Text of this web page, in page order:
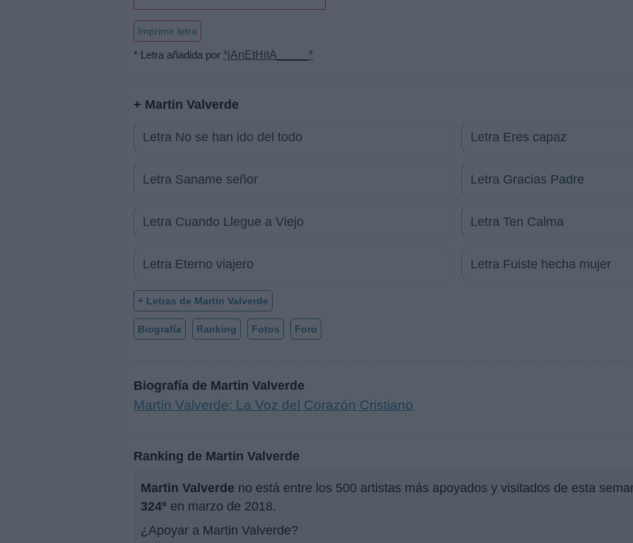
Imprimir letra
* Letra añadida por *jAnEtHitA_____*
+ Martin Valverde
Letra No se han ido del todo Letra Eres capaz
Letra Saname señor Letra Gracias Padre
Letra Cuando Llegue a Viejo Letra Ten Calma
Letra Eterno viajero Letra Fuiste hecha mujer
+ Letras de Martin Valverde
Biografía Ranking Fotos Foro
Biografía de Martin Valverde
Martín Valverde: La Voz del Corazón Cristiano
Ranking de Martin Valverde
Martin Valverde no está entre los 500 artistas más apoyados y visitados de esta
324º en marzo de 2018.
¿Apoyar a Martin Valverde?